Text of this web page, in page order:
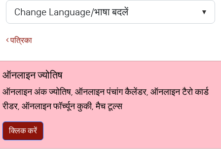
पत्रिका
ऑनलाइन ज्योतिष
ऑनलाइन अंक ज्योतिष, ऑनलाइन पंचांग कैलेंडर, ऑनलाइन टैरो कार्ड
रीडर, ऑनलाइन फॉर्च्यून कुकी, मैच टूल्स
क्लिक करें